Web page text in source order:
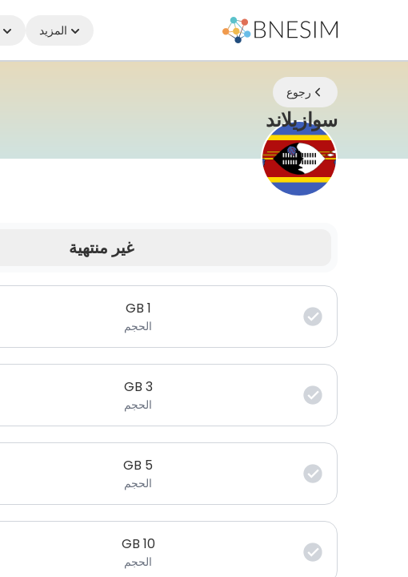
المزيد
رجوع
سوازيلاند
غير منتهية
بياناتك صالحة لفترة محدودة.
1
GB
الحجم
3
GB
الحجم
5
GB
الحجم
10
GB
الحجم